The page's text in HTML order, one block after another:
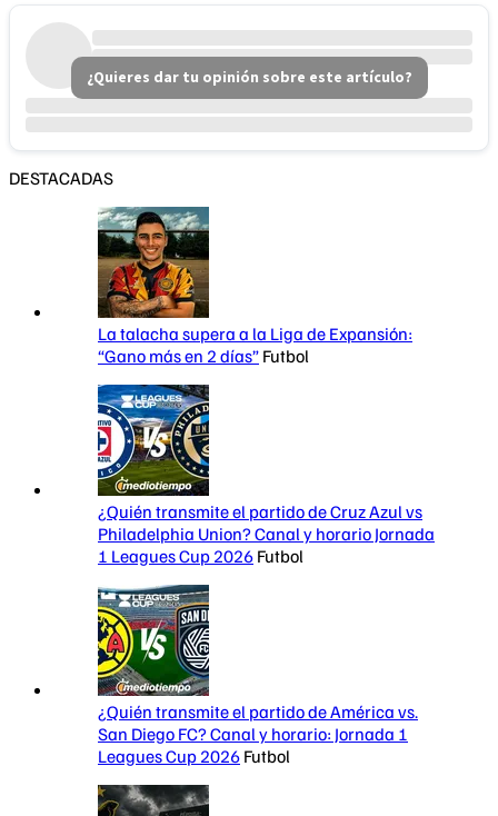
¿Quieres dar tu opinión sobre este artículo?
DESTACADAS
La talacha supera a la Liga de Expansión:
“Gano más en 2 días” Futbol
¿Quién transmite el partido de Cruz Azul vs
Philadelphia Union? Canal y horario Jornada
1 Leagues Cup 2026 Futbol
¿Quién transmite el partido de América vs.
San Diego FC? Canal y horario: Jornada 1
Leagues Cup 2026 Futbol